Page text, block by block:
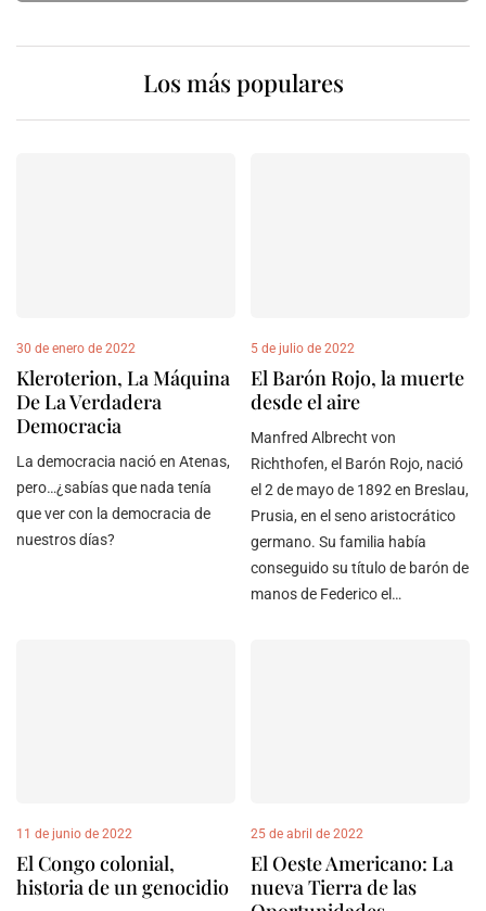
Los más populares
30 de enero de 2022
Kleroterion, La Máquina
De La Verdadera
Democracia
La democracia nació en Atenas,
pero…¿sabías que nada tenía
que ver con la democracia de
nuestros días?
5 de julio de 2022
El Barón Rojo, la muerte
desde el aire
Manfred Albrecht von
Richthofen, el Barón Rojo, nació
el 2 de mayo de 1892 en Breslau,
Prusia, en el seno aristocrático
germano. Su familia había
conseguido su título de barón de
manos de Federico el…
11 de junio de 2022
El Congo colonial,
historia de un genocidio
25 de abril de 2022
El Oeste Americano: La
nueva Tierra de las